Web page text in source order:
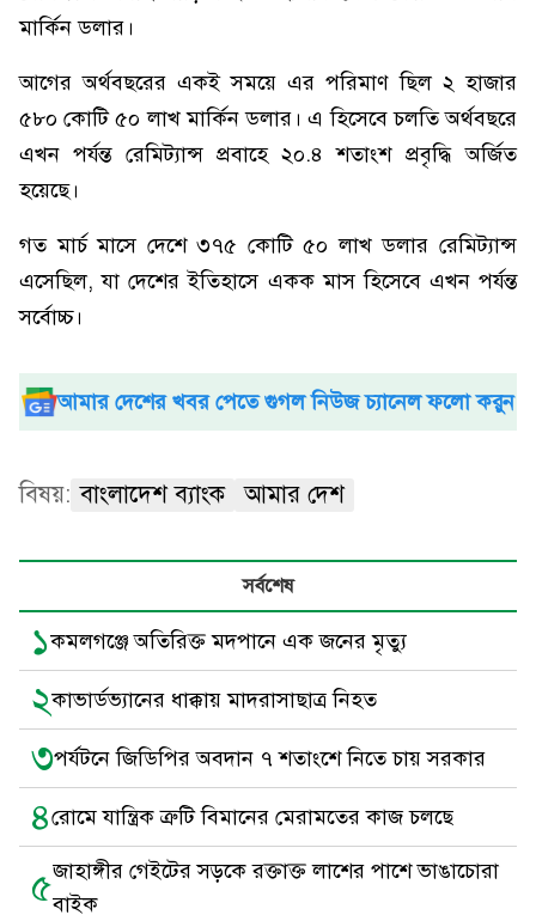
মার্কিন ডলার।
আগের অর্থবছরের একই সময়ে এর পরিমাণ ছিল ২ হাজার
৫৮০ কোটি ৫০ লাখ মার্কিন ডলার। এ হিসেবে চলতি অর্থবছরে
এখন পর্যন্ত রেমিট্যান্স প্রবাহে ২০.৪ শতাংশ প্রবৃদ্ধি অর্জিত
হয়েছে।
গত মার্চ মাসে দেশে ৩৭৫ কোটি ৫০ লাখ ডলার রেমিট্যান্স
এসেছিল, যা দেশের ইতিহাসে একক মাস হিসেবে এখন পর্যন্ত
সর্বোচ্চ।
আমার দেশের খবর পেতে গুগল নিউজ চ্যানেল ফলো করুন
বিষয়: বাংলাদেশ ব্যাংক আমার দেশ
সর্বশেষ
১কমলগঞ্জে অতিরিক্ত মদপানে এক জনের মৃত্যু
২কাভার্ডভ্যানের ধাক্কায় মাদরাসাছাত্র নিহত
৩পর্যটনে জিডিপির অবদান ৭ শতাংশে নিতে চায় সরকার
৪রোমে যান্ত্রিক ত্রুটি বিমানের মেরামতের কাজ চলছে
৫জাহাঙ্গীর গেইটের সড়কে রক্তাক্ত লাশের পাশে ভাঙাচোরা
বাইক